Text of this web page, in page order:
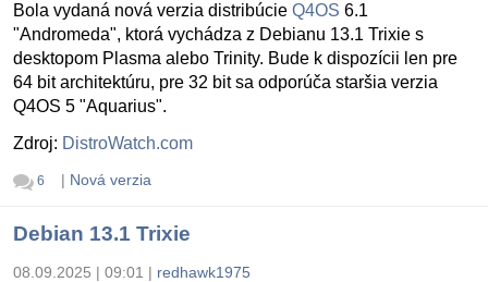
Bola vydaná nová verzia distribúcie Q4OS 6.1
"Andromeda", ktorá vychádza z Debianu 13.1 Trixie s
desktopom Plasma alebo Trinity. Bude k dispozícii len pre
64 bit architektúru, pre 32 bit sa odporúča staršia verzia
Q4OS 5 "Aquarius".
Zdroj: DistroWatch.com
6 | Nová verzia
Debian 13.1 Trixie
08.09.2025 | 09:01 | redhawk1975